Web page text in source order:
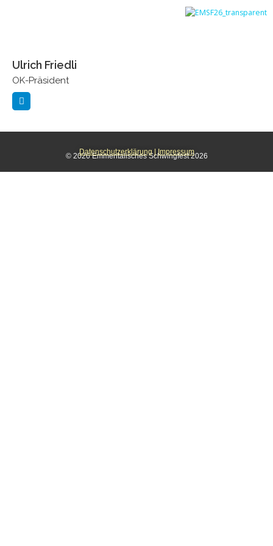
Ulrich Friedli
OK-Präsident
© 2026 Emmentalisches Schwingfest 2026
Datenschutzerklärung|Impressum